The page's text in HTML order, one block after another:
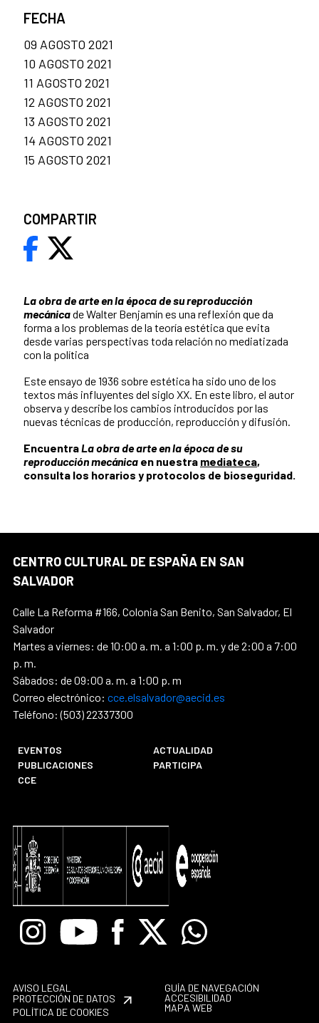
La obra de arte en la época de su reproducción
mecánicade Walter Benjamín es una reflexión que da
forma a los problemas de la teoría estética que evita
desde varias perspectivas toda relación no mediatizada
con la política
Este ensayo de 1936 sobre estética ha sido uno de los
textos más influyentes del siglo XX. En este libro, el autor
observa y describe los cambios introducidos por las
nuevas técnicas de producción, reproducción y difusión.
Encuentra La obra de arte en la época de su
reproducción mecánica en nuestra mediateca,
consulta los horarios y protocolos de bioseguridad.
FECHA
09 AGOSTO 2021
10 AGOSTO 2021
11 AGOSTO 2021
12 AGOSTO 2021
13 AGOSTO 2021
14 AGOSTO 2021
15 AGOSTO 2021
COMPARTIR
CENTRO CULTURAL DE ESPAÑA EN SAN
SALVADOR
Calle La Reforma #166, Colonia San Benito, San Salvador, El
Salvador
Martes a viernes: de 10:00 a. m. a 1:00 p. m. y de 2:00 a 7:00
p. m.
Sábados: de 09:00 a. m. a 1:00 p. m
Correo electrónico: cce.elsalvador@aecid.es
Teléfono: (503) 22337300
EVENTOS
ACTUALIDAD
PUBLICACIONES
PARTICIPA
CCE
InstagramYoutube Facebook
X Whatsapp
AVISO LEGAL
PROTECCIÓN DE DATOS
POLÍTICA DE COOKIES
GUÍA DE NAVEGACIÓN
ACCESIBILIDAD
MAPA WEB